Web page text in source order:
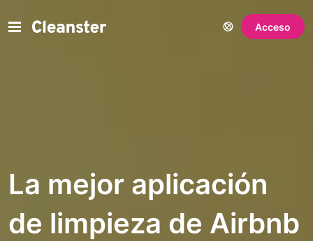
Acceso
La mejor aplicación
de limpieza de Airbnb